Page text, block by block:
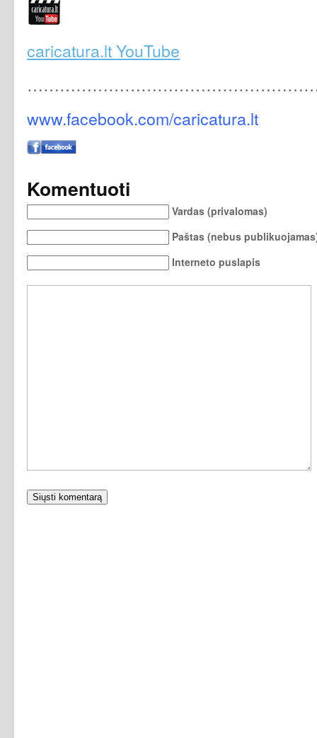
caricatura.lt YouTube
www.facebook.com/caricatura.lt
Komentuoti
Vardas (privalomas)
Paštas (nebus
Interneto puslapis